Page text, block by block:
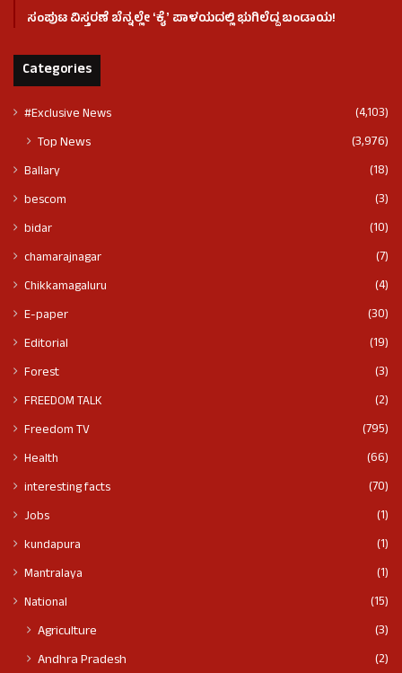
ಸಂಪುಟ ವಿಸ್ತರಣೆ ಬೆನ್ನಲ್ಲೇ ʻಕೈʼ ಪಾಳಯದಲ್ಲಿ ಭುಗಿಲೆದ್ದ ಬಂಡಾಯ!
Categories
#Exclusive News (4,103)
Top News (3,976)
Ballary
(18)
bescom
(3)
bidar
(10)
chamarajnagar
(7)
Chikkamagaluru
(4)
E-paper
(30)
Editorial
(19)
Forest
(3)
FREEDOM TALK
(2)
Freedom TV
(795)
Health
(66)
interesting facts
(70)
Jobs
(1)
kundapura
(1)
Mantralaya
(1)
National
(15)
Agriculture
(3)
Andhra Pradesh
(2)